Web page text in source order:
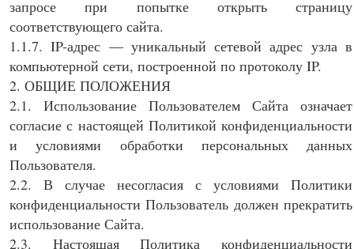
запросе при попытке открыть страницу
соответствующего сайта.
1.1.7. IP-адрес — уникальный сетевой адрес узла в
компьютерной сети, построенной по протоколу IP.
2. ОБЩИЕ ПОЛОЖЕНИЯ
2.1. Использование Пользователем Сайта означает
согласие с настоящей Политикой конфиденциальности
и условиями обработки персональных данных
Пользователя.
2.2. В случае несогласия с условиями Политики
конфиденциальности Пользователь должен прекратить
использование Сайта.
2.3. Настоящая Политика конфиденциальности